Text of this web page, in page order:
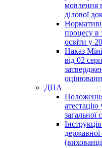
мовлення
ділової
процесу в
освіти у
Наказ
від 02
ДПА
атестацію
загальної
державної